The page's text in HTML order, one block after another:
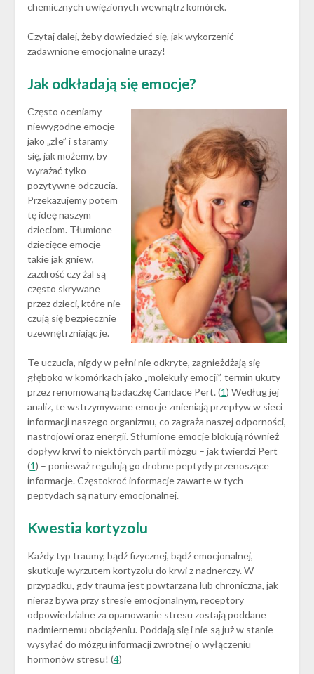
chemicznych uwięzionych wewnątrz komórek.
Czytaj dalej, żeby dowiedzieć się, jak wykorzenić
zadawnione emocjonalne urazy!
Jak odkładają się emocje?
Często oceniamy
niewygodne emocje
jako „złe” i staramy
się, jak możemy, by
wyrażać tylko
pozytywne odczucia.
Przekazujemy potem
tę ideę naszym
dzieciom. Tłumione
dziecięce emocje
takie jak gniew,
zazdrość czy żal są
często skrywane
przez dzieci, które nie
czują się bezpiecznie
uzewnętrzniając je.
Te uczucia, nigdy w pełni nie odkryte, zagnieżdżają się
głęboko w komórkach jako „molekuły emocji”, termin ukuty
przez renomowaną badaczkę Candace Pert. (1) Według jej
analiz, te wstrzymywane emocje zmieniają przepływ w sieci
informacji naszego organizmu, co zagraża naszej odporności,
nastrojowi oraz energii. Stłumione emocje blokują również
dopływ krwi to niektórych partii mózgu – jak twierdzi Pert
(1) – ponieważ regulują go drobne peptydy przenoszące
informacje. Częstokroć informacje zawarte w tych
peptydach są natury emocjonalnej.
Kwestia kortyzolu
Każdy typ traumy, bądź fizycznej, bądź emocjonalnej,
skutkuje wyrzutem kortyzolu do krwi z nadnerczy. W
przypadku, gdy trauma jest powtarzana lub chroniczna, jak
nieraz bywa przy stresie emocjonalnym, receptory
odpowiedzialne za opanowanie stresu zostają poddane
nadmiernemu obciążeniu. Poddają się i nie są już w stanie
wysyłać do mózgu informacji zwrotnej o wyłączeniu
hormonów stresu! (4)